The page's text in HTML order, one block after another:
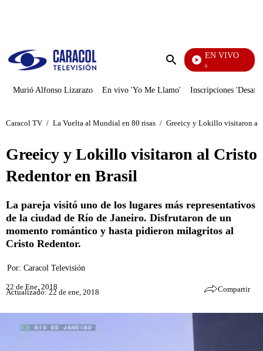
Enviar
EN VIVO
Rafael Orozco
Murió Alfonso Lizarazo En vivo 'Yo Me Llamo' Inscripciones
Caracol TV / La Vuelta al Mundial en 80 risas / Greeicy y Lokillo visitaron al
Greeicy y Lokillo visitaron al Cristo
Redentor en Brasil
La pareja visitó uno de los lugares más representativos
de la ciudad de Río de Janeiro. Disfrutaron de un
momento romántico y hasta pidieron milagritos al
Cristo Redentor.
Por: Caracol Televisión
22 de Ene, 2018
Actualizado: 22 de ene, 2018 Compartir